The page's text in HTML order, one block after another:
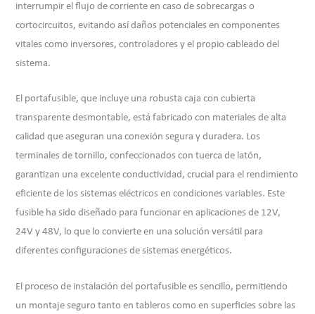
interrumpir el flujo de corriente en caso de sobrecargas o
cortocircuitos, evitando así daños potenciales en componentes
vitales como inversores, controladores y el propio cableado del
sistema.
El portafusible, que incluye una robusta caja con cubierta
transparente desmontable, está fabricado con materiales de alta
calidad que aseguran una conexión segura y duradera. Los
terminales de tornillo, confeccionados con tuerca de latón,
garantizan una excelente conductividad, crucial para el rendimiento
eficiente de los sistemas eléctricos en condiciones variables. Este
fusible ha sido diseñado para funcionar en aplicaciones de 12V,
24V y 48V, lo que lo convierte en una solución versátil para
diferentes configuraciones de sistemas energéticos.
El proceso de instalación del portafusible es sencillo, permitiendo
un montaje seguro tanto en tableros como en superficies sobre las